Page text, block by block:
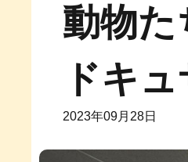
動物た
ドキ
2023年09月28日